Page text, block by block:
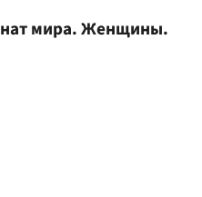
мира. Женщины.